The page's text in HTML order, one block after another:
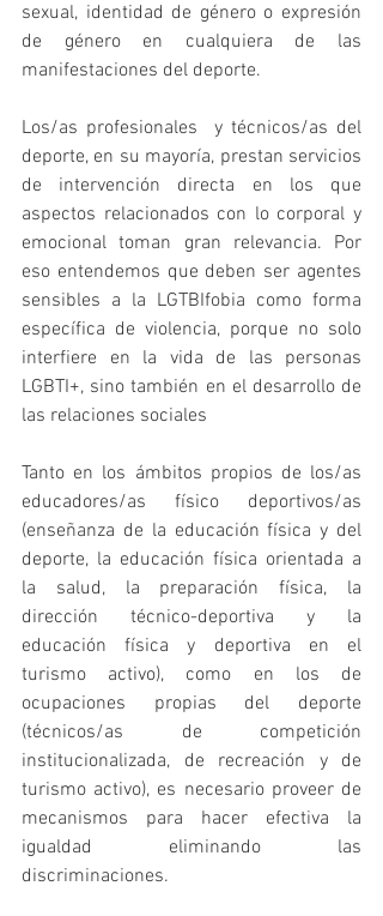
sexual, identidad de género o expresión
de género en cualquiera de las
manifestaciones del deporte.
Los/as profesionales  y técnicos/as del
deporte, en su mayoría, prestan servicios
de intervención directa en los que
aspectos relacionados con lo corporal y
emocional toman gran relevancia. Por
eso entendemos que deben ser agentes
sensibles a la LGTBIfobia como forma
específica de violencia, porque no solo
interfiere en la vida de las personas
LGBTI+, sino también en el desarrollo de
las relaciones sociales
Tanto en los ámbitos propios de los/as
educadores/as físico deportivos/as
(enseñanza de la educación física y del
deporte, la educación física orientada a
la salud, la preparación física, la
dirección técnico-deportiva y la
educación física y deportiva en el
turismo activo), como en los de
ocupaciones propias del deporte
(técnicos/as de competición
institucionalizada, de recreación y de
turismo activo), es necesario proveer de
mecanismos para hacer efectiva la
igualdad eliminando las
discriminaciones.